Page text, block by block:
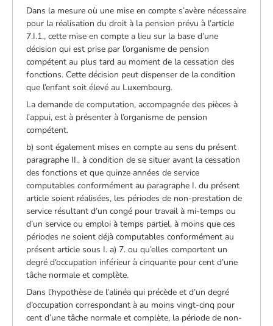
Dans la mesure où une mise en compte s’avère nécessaire
pour la réalisation du droit à la pension prévu à l’article
7.I.1., cette mise en compte a lieu sur la base d’une
décision qui est prise par l’organisme de pension
compétent au plus tard au moment de la cessation des
fonctions. Cette décision peut dispenser de la condition
que l’enfant soit élevé au Luxembourg.
La demande de computation, accompagnée des pièces à
l’appui, est à présenter à l’organisme de pension
compétent.
b) sont également mises en compte au sens du présent
paragraphe II., à condition de se situer avant la cessation
des fonctions et que quinze années de service
computables conformément au paragraphe I. du présent
article soient réalisées, les périodes de non-prestation de
service résultant d’un congé pour travail à mi-temps ou
d’un service ou emploi à temps partiel, à moins que ces
périodes ne soient déjà computables conformément au
présent article sous I. a) 7. ou qu’elles comportent un
degré d’occupation inférieur à cinquante pour cent d’une
tâche normale et complète.
Dans l’hypothèse de l’alinéa qui précède et d’un degré
d’occupation correspondant à au moins vingt-cinq pour
cent d’une tâche normale et complète, la période de non-